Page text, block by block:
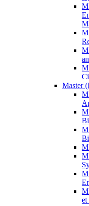
Master
et